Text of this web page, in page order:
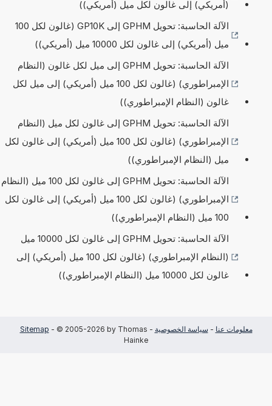
(أمريكي) إلى غالون لكل ميل (أمريكي))
الآلة الحاسبة: تحويل GPHM إلى GP10K (غالون لكل 100
ميل (أمريكي) إلى غالون لكل 10000 ميل (أمريكي))
الآلة الحاسبة: تحويل GPHM إلى ميل لكل غالون (النظام
الإمبراطوري) (غالون لكل 100 ميل (أمريكي) إلى ميل لكل
غالون (النظام الإمبراطوري))
الآلة الحاسبة: تحويل GPHM إلى غالون لكل ميل (النظام
الإمبراطوري) (غالون لكل 100 ميل (أمريكي) إلى غالون لكل
ميل (النظام الإمبراطوري))
الآلة الحاسبة: تحويل GPHM إلى غالون لكل 100 ميل (النظام
الإمبراطوري) (غالون لكل 100 ميل (أمريكي) إلى غالون لكل
100 ميل (النظام الإمبراطوري))
الآلة الحاسبة: تحويل GPHM إلى غالون لكل 10000 ميل
(النظام الإمبراطوري) (غالون لكل 100 ميل (أمريكي) إلى
غالون لكل 10000 ميل (النظام الإمبراطوري))
معلومات عنا - سياسة الخصوصية -
Sitemap - © 2005-2026 by Thomas
Hainke